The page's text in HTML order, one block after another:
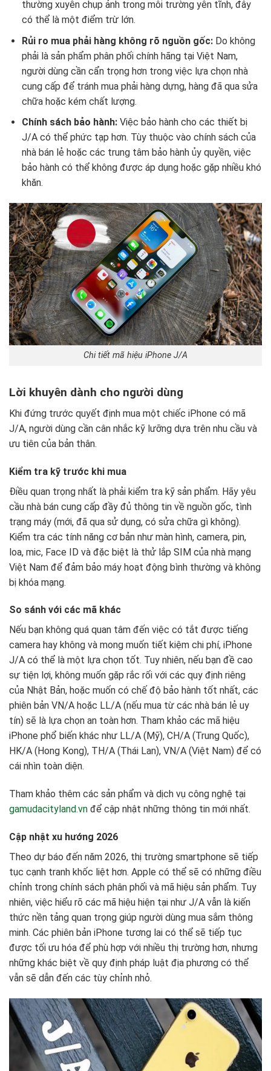
thường xuyên chụp ảnh trong môi trường yên tĩnh, đây
có thể là một điểm trừ lớn.
Rủi ro mua phải hàng không rõ nguồn gốc:Do không
phải là sản phẩm phân phối chính hãng tại Việt Nam,
người dùng cần cẩn trọng hơn trong việc lựa chọn nhà
cung cấp để tránh mua phải hàng dựng, hàng đã qua sửa
chữa hoặc kém chất lượng.
Chính sách bảo hành:Việc bảo hành cho các thiết bị
J/A có thể phức tạp hơn. Tùy thuộc vào chính sách của
nhà bán lẻ hoặc các trung tâm bảo hành ủy quyền, việc
bảo hành có thể không được áp dụng hoặc gặp nhiều khó
khăn.
Chi tiết mã hiệu iPhone J/A
Lời khuyên dành cho người dùng
Khi đứng trước quyết định mua một chiếc iPhone có mã
J/A, người dùng cần cân nhắc kỹ lưỡng dựa trên nhu cầu và
ưu tiên của bản thân.
Kiểm tra kỹ trước khi mua
Điều quan trọng nhất là phải kiểm tra kỹ sản phẩm. Hãy yêu
cầu nhà bán cung cấp đầy đủ thông tin về nguồn gốc, tình
trạng máy (mới, đã qua sử dụng, có sửa chữa gì không).
Kiểm tra các tính năng cơ bản như màn hình, camera, pin,
loa, mic, Face ID và đặc biệt là thử lắp SIM của nhà mạng
Việt Nam để đảm bảo máy hoạt động bình thường và không
bị khóa mạng.
So sánh với các mã khác
Nếu bạn không quá quan tâm đến việc có tắt được tiếng
camera hay không và mong muốn tiết kiệm chi phí, iPhone
J/A có thể là một lựa chọn tốt. Tuy nhiên, nếu bạn đề cao
sự tiện lợi, không muốn gặp rắc rối với các quy định riêng
của Nhật Bản, hoặc muốn có chế độ bảo hành tốt nhất, các
phiên bản VN/A hoặc LL/A (nếu mua từ các nhà bán lẻ uy
tín) sẽ là lựa chọn an toàn hơn. Tham khảo các mã hiệu
iPhone phổ biến khác như LL/A (Mỹ), CH/A (Trung Quốc),
HK/A (Hong Kong), TH/A (Thái Lan), VN/A (Việt Nam) để có
cái nhìn toàn diện.
Tham khảo thêm các sản phẩm và dịch vụ công nghệ tại
gamudacityland.vn để cập nhật những thông tin mới nhất.
Cập nhật xu hướng 2026
Theo dự báo đến năm 2026, thị trường smartphone sẽ tiếp
tục cạnh tranh khốc liệt hơn. Apple có thể sẽ có những điều
chỉnh trong chính sách phân phối và mã hiệu sản phẩm. Tuy
nhiên, việc hiểu rõ các mã hiệu hiện tại như J/A vẫn là kiến
thức nền tảng quan trọng giúp người dùng mua sắm thông
minh. Các phiên bản iPhone tương lai có thể sẽ tiếp tục
được tối ưu hóa để phù hợp với nhiều thị trường hơn, nhưng
những khác biệt về quy định pháp luật địa phương có thể
vẫn sẽ dẫn đến các tùy chỉnh nhỏ.